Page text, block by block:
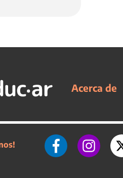
Acerca de